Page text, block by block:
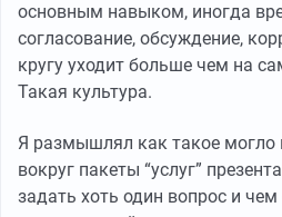
основным навыком, иногда
согласование, обсуждение,
кругу уходит больше чем на
Такая культура.
Я размышлял как такое могло
вокруг пакеты “услуг”
задать хоть один вопрос и